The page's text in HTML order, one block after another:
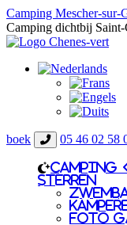
Camping Mescher-sur-
Camping dichtbij
boek 05 46 02 58
Camping
sterren
Foto